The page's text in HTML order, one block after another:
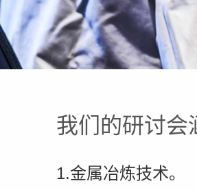
我们的研讨会
1.金属冶炼技术。